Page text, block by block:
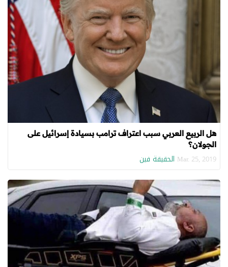
هل الربيع العربي سبب اعتراف ترامب بسيادة إسرائيل على
الجولان؟
Mar. 25, 2019 الحقيقة فين